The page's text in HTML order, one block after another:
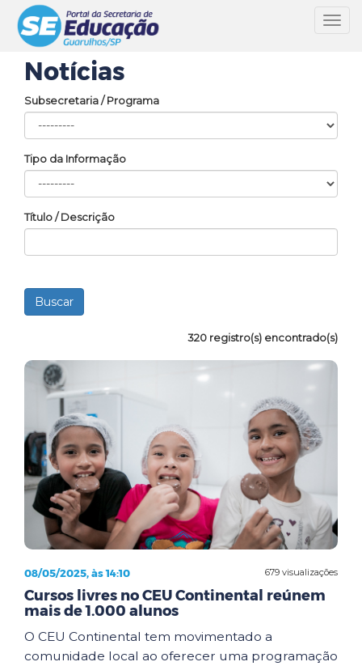
Notícias
Subsecretaria / Programa
Tipo da Informação
Título / Descrição
320 registro(s) encontrado(s)
679 visualizações
08/05/2025, às 14:10
Cursos livres no CEU Continental reúnem
mais de 1.000 alunos
O CEU Continental tem movimentado a
comunidade local ao oferecer uma programação